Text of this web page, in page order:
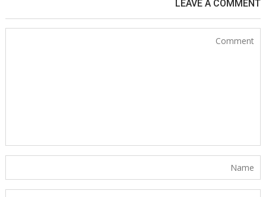
LEAVE A COMMENT